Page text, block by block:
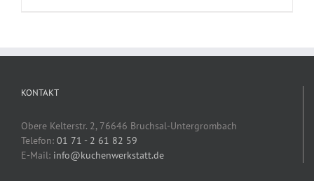
KONTAKT
Obere Kelterstr. 2, 76646 Bruchsal-Untergrombach
Telefon: 01 71 - 2 61 82 59
E-Mail: info@kuchenwerkstatt.de